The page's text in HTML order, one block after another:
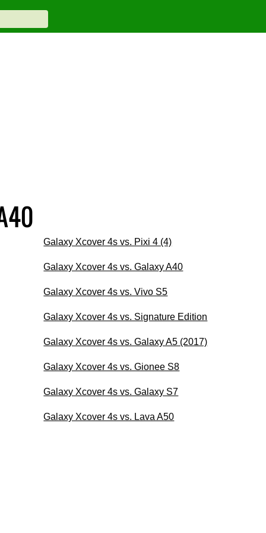
Galaxy Xcover 4s vs. Pixi 4 (4)
Galaxy Xcover 4s vs. Galaxy A40
Galaxy Xcover 4s vs. Vivo S5
Galaxy Xcover 4s vs. Signature Edition
Galaxy Xcover 4s vs. Galaxy A5 (2017)
Galaxy Xcover 4s vs. Gionee S8
Galaxy Xcover 4s vs. Galaxy S7
Galaxy Xcover 4s vs. Lava A50